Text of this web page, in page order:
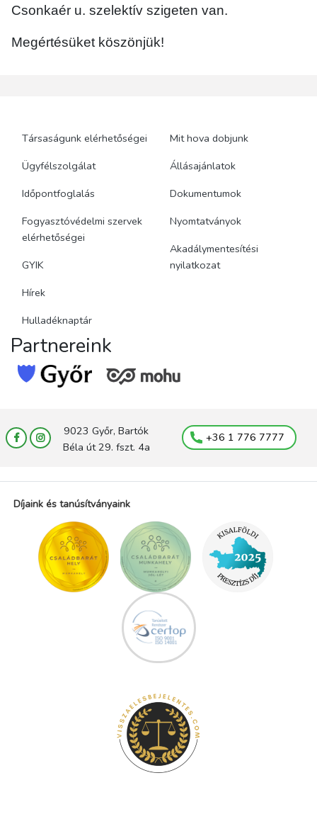
Csonkaér u. szelektív szigeten van.
Megértésüket köszönjük!
Társaságunk elérhetőségei
Ügyfélszolgálat
Időpontfoglalás
Fogyasztóvédelmi szervek
elérhetőségei
GYIK
Hírek
Hulladéknaptár
Mit hova dobjunk
Állásajánlatok
Dokumentumok
Nyomtatványok
Akadálymentesítési
nyilatkozat
Partnereink
9023 Győr, Bartók
Béla út 29. fszt. 4a
+36 1 776 7777
Díjaink és tanúsítványaink